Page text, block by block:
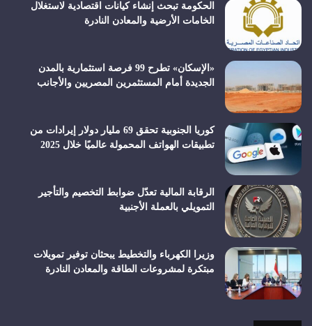
الحكومة تبحث إنشاء كيانات اقتصادية لاستغلال
الخامات الأرضية والمعادن النادرة
«الإسكان» تطرح 99 فرصة استثمارية بالمدن
الجديدة أمام المستثمرين المصريين والأجانب
كوريا الجنوبية تحقق 69 مليار دولار إيرادات من
تطبيقات الهواتف المحمولة عالميًا خلال 2025
الرقابة المالية تعدّل ضوابط التخصيم والتأجير
التمويلي بالعملة الأجنبية
وزيرا الكهرباء والتخطيط يبحثان توفير تمويلات
مبتكرة لمشروعات الطاقة والمعادن النادرة